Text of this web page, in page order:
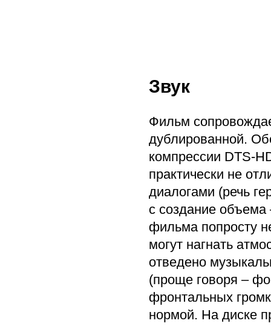
Звук
Фильм
дублированной.
компрессии DTS-
практически не
диалогами (речь
с создание объема
фильма попросту
могут нагнать
отведено
(проще говоря –
фронтальных
нормой. На диске